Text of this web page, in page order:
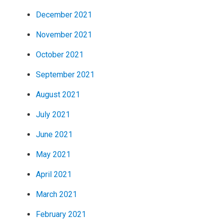
December 2021
November 2021
October 2021
September 2021
August 2021
July 2021
June 2021
May 2021
April 2021
March 2021
February 2021